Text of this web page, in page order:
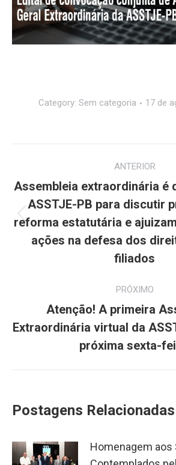
Category: Sem categoria 17 de
de
post:
ANTERIOR
Post
anterior:
Assembleia extraordinária é
ASSTJE-PB para discutir
reforma estatutária e
ações na defesa dos
filiados
PRÓXIMO
Próximo
post:
Atenção! A primeira
Extraordinária virtual da
próxima sexta-
Postagens Relacionadas
Homenagem aos